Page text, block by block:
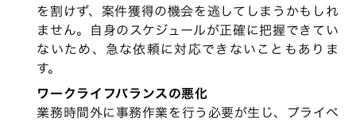
を割けず、案件獲得の機会を逃してしまうかもしれ
ません。自身のスケジュールが正確に把握できてい
ないため、急な依頼に対応できないこともありま
す。
ワークライフバランスの悪化
業務時間外に事務作業を行う必要が生じ、プライベ